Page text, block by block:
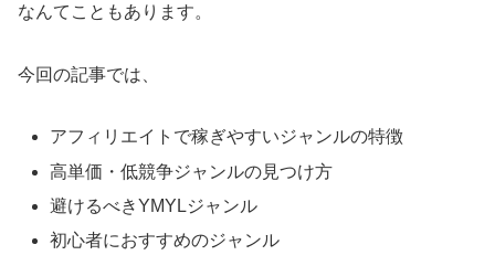
なんてこともあります。
今回の記事では、
アフィリエイトで稼ぎやすいジャンルの特徴
高単価・低競争ジャンルの見つけ方
避けるべきYMYLジャンル
初心者におすすめのジャンル